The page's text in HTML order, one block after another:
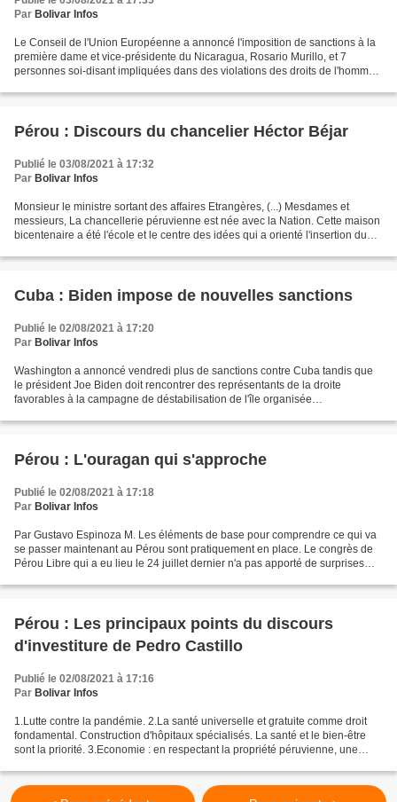
Par Bolivar Infos
Le Conseil de l'Union Européenne a annoncé l'imposition de sanctions à la
première dame et vice-présidente du Nicaragua, Rosario Murillo, et 7
personnes soi-disant impliquées dans des violations des droits de l'homme.
Pérou : Discours du chancelier Héctor Béjar
Publié le 03/08/2021 à 17:32
Par Bolivar Infos
Monsieur le ministre sortant des affaires Etrangères, (...) Mesdames et
messieurs, La chancellerie péruvienne est née avec la Nation. Cette maison
bicentenaire a été l'école et le centre des idées qui a orienté l'insertion du
Cuba : Biden impose de nouvelles sanctions
Publié le 02/08/2021 à 17:20
Par Bolivar Infos
Washington a annoncé vendredi plus de sanctions contre Cuba tandis que
le président Joe Biden doit rencontrer des représentants de la droite
favorables à la campagne de déstabilisation de l'île organisée
Pérou : L'ouragan qui s'approche
Publié le 02/08/2021 à 17:18
Par Bolivar Infos
Par Gustavo Espinoza M. Les éléments de base pour comprendre ce qui va
se passer maintenant au Pérou sont pratiquement en place. Le congrès de
Pérou Libre qui a eu lieu le 24 juillet dernier n'a pas apporté de surprises
Pérou : Les principaux points du discours
d'investiture de Pedro Castillo
Publié le 02/08/2021 à 17:16
Par Bolivar Infos
1.Lutte contre la pandémie. 2.La santé universelle et gratuite comme droit
fondamental. Construction d'hôpitaux spécialisés. La santé et le bien-être
sont la priorité. 3.Economie : en respectant la propriété péruvienne, une